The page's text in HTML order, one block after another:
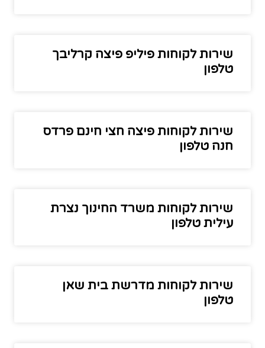
שירות לקוחות פיליפ פיצה קרליבך
טלפון
שירות לקוחות פיצה חצי חינם פרדס
חנה טלפון
שירות לקוחות משרד החינוך נצרת
עילית טלפון
שירות לקוחות מדרשת בית שאן
טלפון